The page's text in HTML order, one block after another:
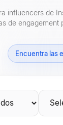
influencers de
de engagement
Encuentra las